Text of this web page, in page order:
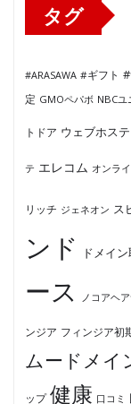
タグ
#ARASAWA #ギフト
定 GMOペパボ NBCユ
トドア ウェブホス
テ エレコム オンラ
リッチ ジェネオン ス
ンド
ドメイ
ース
ノコアヘ
ンジア フィンジア初
ムードメイ
ップ 健康 口コミ